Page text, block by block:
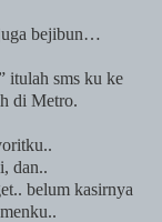
bejibun…
itulah sms ku ke
di Metro.
dan..
belum kasirnya